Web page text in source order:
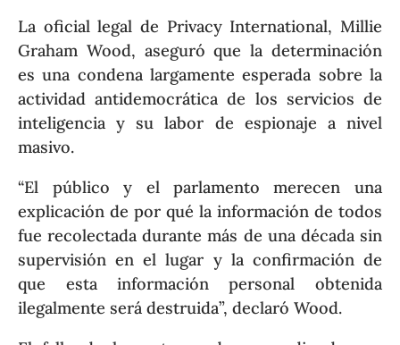
La oficial legal de Privacy International, Millie
Graham Wood, aseguró que la determinación
es una condena largamente esperada sobre la
actividad antidemocrática de los servicios de
inteligencia y su labor de espionaje a nivel
masivo.
“El público y el parlamento merecen una
explicación de por qué la información de todos
fue recolectada durante más de una década sin
supervisión en el lugar y la confirmación de
que esta información personal obtenida
ilegalmente será destruida”, declaró Wood.